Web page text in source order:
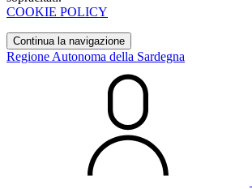
COOKIE POLICY
Continua la navigazione
Regione Autonoma della Sardegna